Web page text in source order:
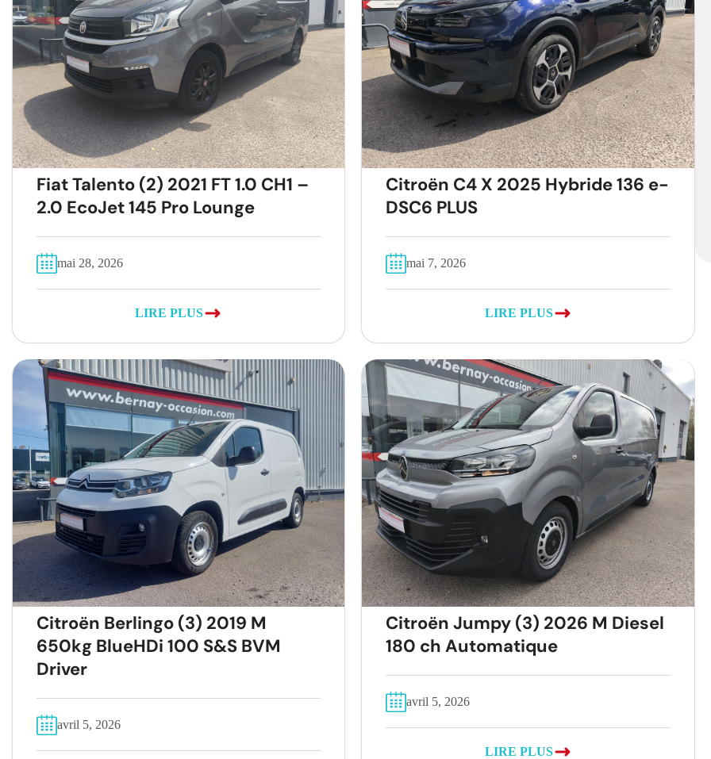
Fiat Talento (2) 2021 FT 1.0 CH1 –
2.0 EcoJet 145 Pro Lounge
mai 28, 2026
LIRE PLUS
Citroën C4 X 2025 Hybride 136 e-
DSC6 PLUS
mai 7, 2026
LIRE PLUS
Citroën Berlingo (3) 2019 M
650kg BlueHDi 100 S&S BVM
Driver
avril 5, 2026
Citroën Jumpy (3) 2026 M Diesel
180 ch Automatique
avril 5, 2026
LIRE PLUS